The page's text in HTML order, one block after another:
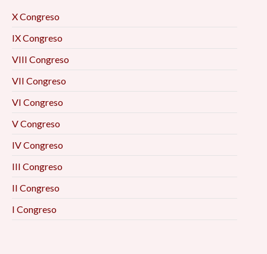
X Congreso
IX Congreso
VIII Congreso
VII Congreso
VI Congreso
V Congreso
IV Congreso
III Congreso
II Congreso
I Congreso